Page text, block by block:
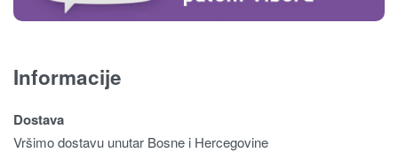
Informacije
Dostava
Vršimo dostavu unutar Bosne i Hercegovine